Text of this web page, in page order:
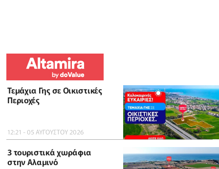
Τεμάχια Γης σε Οικιστικές
Περιοχές
12:21 - 05 ΑΥΓΟΥΣΤΟΥ 2026
3 τουριστικά χωράφια
στην Αλαμινό